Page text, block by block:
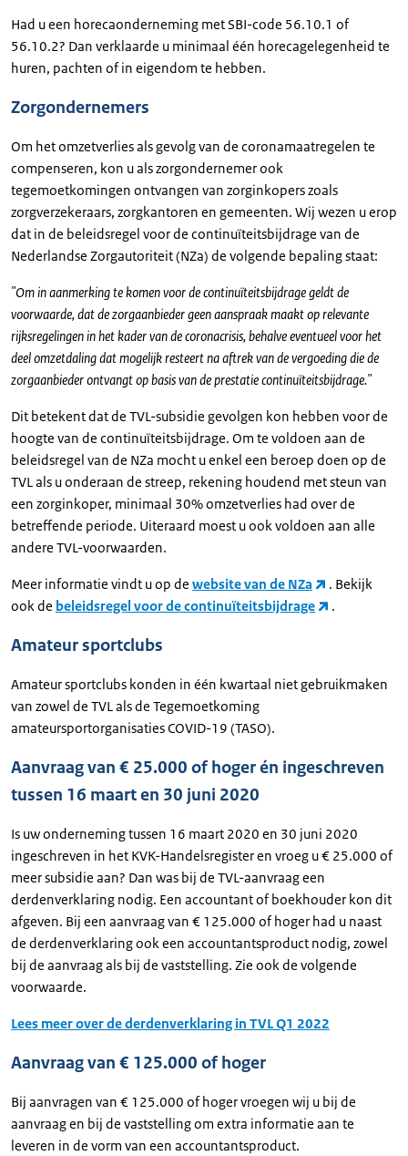
Had u een horecaonderneming met SBI-code 56.10.1 of
56.10.2? Dan verklaarde u minimaal één horecagelegenheid te
huren, pachten of in eigendom te hebben.
Zorgondernemers
Om het omzetverlies als gevolg van de coronamaatregelen te
compenseren, kon u als zorgondernemer ook
tegemoetkomingen ontvangen van zorginkopers zoals
zorgverzekeraars, zorgkantoren en gemeenten. Wij wezen u erop
dat in de beleidsregel voor de continuïteitsbijdrage van de
Nederlandse Zorgautoriteit (NZa) de volgende bepaling staat:
"Om in aanmerking te komen voor de continuïteitsbijdrage geldt de
voorwaarde, dat de zorgaanbieder geen aanspraak maakt op relevante
rijksregelingen in het kader van de coronacrisis, behalve eventueel voor het
deel omzetdaling dat mogelijk resteert na aftrek van de vergoeding die de
zorgaanbieder ontvangt op basis van de prestatie continuïteitsbijdrage."
Dit betekent dat de TVL-subsidie gevolgen kon hebben voor de
hoogte van de continuïteitsbijdrage. Om te voldoen aan de
beleidsregel van de NZa mocht u enkel een beroep doen op de
TVL als u onderaan de streep, rekening houdend met steun van
een zorginkoper, minimaal 30% omzetverlies had over de
betreffende periode. Uiteraard moest u ook voldoen aan alle
andere TVL-voorwaarden.
Meer informatie vindt u op de website van de NZa
. Bekijk
ook de beleidsregel voor de continuïteitsbijdrage .
Amateur sportclubs
Amateur sportclubs konden in één kwartaal niet gebruikmaken
van zowel de TVL als de Tegemoetkoming
amateursportorganisaties COVID-19 (TASO).
Aanvraag van € 25.000 of hoger én ingeschreven
tussen 16 maart en 30 juni 2020
Is uw onderneming tussen 16 maart 2020 en 30 juni 2020
ingeschreven in het KVK-Handelsregister en vroeg u € 25.000 of
meer subsidie aan? Dan was bij de TVL-aanvraag een
derdenverklaring nodig. Een accountant of boekhouder kon dit
afgeven. Bij een aanvraag van € 125.000 of hoger had u naast
de derdenverklaring ook een accountantsproduct nodig, zowel
bij de aanvraag als bij de vaststelling. Zie ook de volgende
voorwaarde.
Lees meer over de derdenverklaring in TVL Q1 2022
Aanvraag van € 125.000 of hoger
Bij aanvragen van € 125.000 of hoger vroegen wij u bij de
aanvraag en bij de vaststelling om extra informatie aan te
leveren in de vorm van een accountantsproduct.